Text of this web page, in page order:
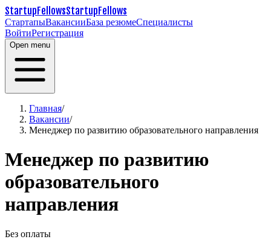
StartupFellowsStartupFellows
СтартапыВакансииБаза резюмеСпециалисты
ВойтиРегистрация
Open menu
Главная/
Вакансии/
Менеджер по развитию образовательного направления
Менеджер по развитию
образовательного
направления
Без оплаты